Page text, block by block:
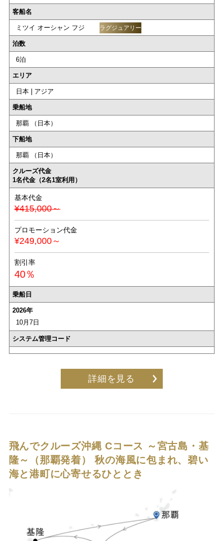
客船名
ミツイ オーシャン フジ ラグジュアリー
泊数
6泊
エリア
日本 | アジア
乗船地
那覇 （日本）
下船地
那覇 （日本）
クルーズ代金
1名代金（2名1室利用）
基本代金
¥415,000～
プロモーション代金
¥249,000～
割引率
40％
乗船日
2026年
10月7日
システム管理コード
詳細を見る
飛んでクルーズ沖縄 Cコース ～宮古島・基
隆～（那覇発着）秋の海風に包まれ、碧い
海と港町に心寄せるひととき